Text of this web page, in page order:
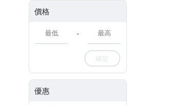
價格
-
確定
優惠